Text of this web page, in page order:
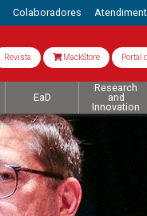
Colaboradores
Revista MackStore Portal
EaD
Research
and
Innovation